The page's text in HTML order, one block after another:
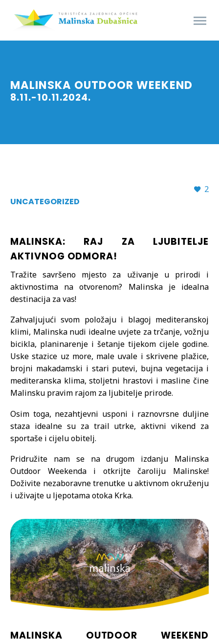
MALINSKA OUTDOOR WEEKEND
8.11.-10.11.2024.
2
UNCATEGORIZED
MALINSKA: RAJ ZA LJUBITELJE
AKTIVNOG ODMORA!
Tražite savršeno mjesto za uživanje u prirodi i
aktivnostima na otvorenom? Malinska je idealna
destinacija za vas!
Zahvaljujući svom položaju i blagoj mediteranskoj
klimi, Malinska nudi idealne uvjete za trčanje, vožnju
bicikla, planinarenje i šetanje tijekom cijele godine.
Uske stazice uz more, male uvale i skrivene plažice,
brojni makadamski i stari putevi, bujna vegetacija i
mediteranska klima, stoljetni hrastovi i masline čine
Malinsku pravim rajom za ljubitelje prirode.
Osim toga, nezahtjevni usponi i raznovrsne duljine
staza idealne su za trail utrke, aktivni vikend za
sportaše i cijelu obitelj.
Pridružite nam se na drugom izdanju Malinska
Outdoor Weekenda i otkrijte čaroliju Malinske!
Doživite nezaboravne trenutke u aktivnom okruženju
i uživajte u ljepotama otoka Krka.
MALINSKA OUTDOOR WEEKEND